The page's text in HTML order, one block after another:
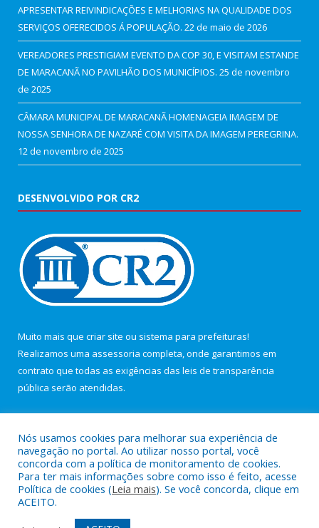
APRESENTAR REIVINDICAÇÕES E MELHORIAS NA QUALIDADE DOS
SERVIÇOS OFERECIDOS Á POPULAÇÃO. 22 de maio de 2026
VEREADORES PRESTIGIAM EVENTO DA COP 30, E VISITAM ESTANDE
DE MARACANÃ NO PAVILHÃO DOS MUNICÍPIOS. 25 de novembro
de 2025
CÂMARA MUNICIPAL DE MARACANÃ HOMENAGEIA IMAGEM DE
NOSSA SENHORA DE NAZARÉ COM VISITA DA IMAGEM PEREGRINA.
12 de novembro de 2025
DESENVOLVIDO POR CR2
Muito mais que criar site ou sistema para prefeituras!
Realizamos uma assessoria completa, onde garantimos em
contrato que todas as exigências das leis de transparência
pública serão atendidas.
Todos os direitos reservados a Câmara Municipal de Maracanã.
Nós usamos cookies para melhorar sua experiência de
navegação no portal. Ao utilizar nosso portal, você
concorda com a política de monitoramento de cookies.
Para ter mais informações sobre como isso é feito, acesse
Política de cookies (Leia mais). Se você concorda, clique em
ACEITO.